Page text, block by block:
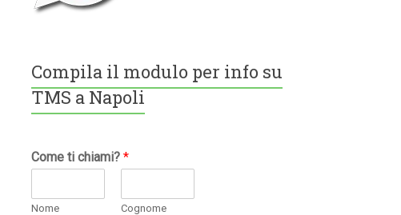
Compila il modulo per info su
TMS a Napoli
Come ti chiami?*
Nome Cognome